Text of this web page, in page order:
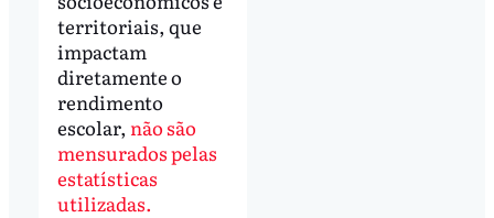
territoriais, que
impactam
diretamente o
rendimento
escolar, não são
mensurados pelas
estatísticas
utilizadas.